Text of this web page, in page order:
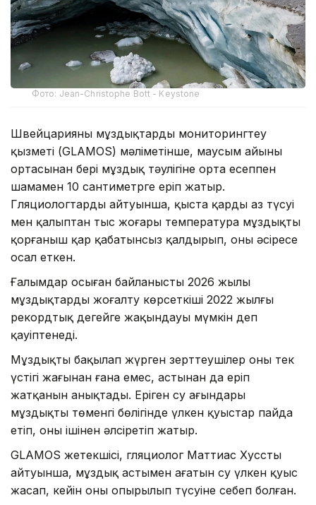
Фото: Jean-Christophe Bott - Keystone
Швейцарияның мұздықтарды мониторингтеу
қызметі (GLAMOS) мәліметінше, маусым айының
ортасынан бері мұздық тәулігіне орта есеппен
шамамен 10 сантиметрге еріп жатыр.
Гляциологтардың айтуынша, қыста қардың аз түсуі
мен қалыптан тыс жоғары температура мұздықты
қорғаныш қар қабатынсыз қалдырып, оны әсіресе
осал еткен.
Ғалымдар осыған байланысты 2026 жылы
мұздықтардың жоғалту көрсеткіші 2022 жылғы
рекордтық деңгейге жақындауы мүмкін деп
қауіптенеді.
Мұздықты бақылап жүрген зерттеушілер оның тек
үстіңгі жағынан ғана емес, астынан да еріп
жатқанын анықтады. Еріген су ағындары
мұздықтың төменгі бөлігінде үлкен қуыстар пайда
етіп, оны ішінен әлсіретіп жатыр.
GLAMOS жетекшісі, гляциолог Маттиас Хусстың
айтуынша, мұздық астымен ағатын су үлкен қуыс
жасап, кейін оның опырылып түсуіне себеп болған.